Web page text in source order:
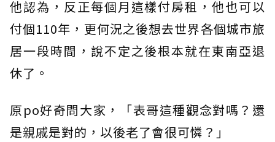
他認為，反正每個月這樣付房租，他也可以
付個110年，更何況之後想去世界各個城市旅
居一段時間，說不定之後根本就在東南亞退
休了。
原po好奇問大家，「表哥這種觀念對嗎？還
是親戚是對的，以後老了會很可憐？」